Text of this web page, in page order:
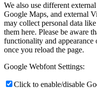
We also use different
Google Maps, and external
may collect personal data
them here. Please be aware
functionality and
once you reload the page.
Google Webfont Settings:
Click to enable/disable